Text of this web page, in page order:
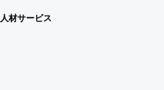
人材サービス